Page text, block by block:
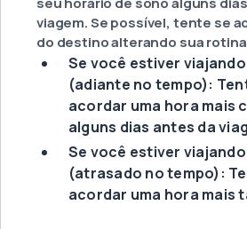
viagem. Se possível, tente se
do destino alterando sua
Se você estiver
(adiante no tempo):
acordar uma hora mais
alguns dias antes da
Se você estiver
(atrasado no tempo):
acordar uma hora mais